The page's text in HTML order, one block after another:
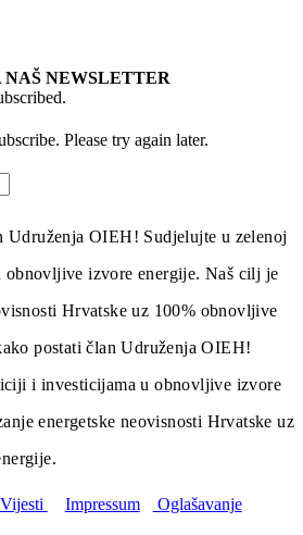
NEWSLETTER
Please try again later.
Udruženja OIEH! Sudjelujte u zelenoj
izvore energije. Naš cilj je
Hrvatske uz 100% obnovljive
postati član Udruženja OIEH!
i investicijama u obnovljive izvore
energetske neovisnosti Hrvatske uz
Vijesti Impressum
Oglašavanje